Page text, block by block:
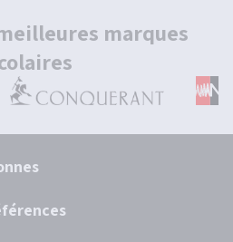
marques